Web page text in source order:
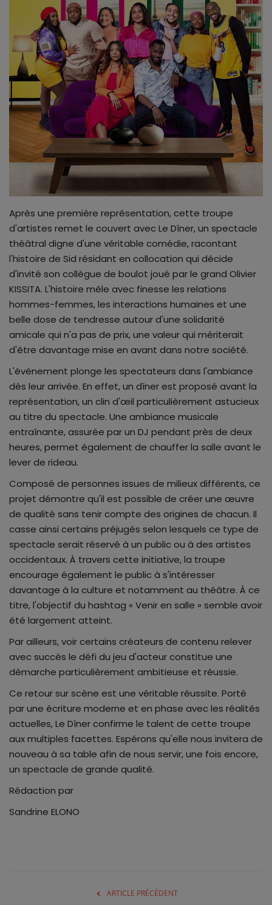
ALL STAR
Galerie
Contactez-nous
Après une première représentation, cette troupe
d'artistes remet le couvert avec Le Dîner, un spectacle
théâtral digne d'une véritable comédie, racontant
l'histoire de Sid résidant en collocation qui décide
d'invité son collègue de boulot joué par le grand Olivier
KISSITA. L'histoire mêle avec finesse les relations
hommes-femmes, les interactions humaines et une
belle dose de tendresse autour d'une solidarité
amicale qui n'a pas de prix, une valeur qui mériterait
d'être davantage mise en avant dans notre société.
L'événement plonge les spectateurs dans l'ambiance
dès leur arrivée. En effet, un dîner est proposé avant la
représentation, un clin d'œil particulièrement astucieux
au titre du spectacle. Une ambiance musicale
entraînante, assurée par un DJ pendant près de deux
heures, permet également de chauffer la salle avant le
lever de rideau.
Composé de personnes issues de milieux différents, ce
projet démontre qu'il est possible de créer une œuvre
de qualité sans tenir compte des origines de chacun. Il
casse ainsi certains préjugés selon lesquels ce type de
spectacle serait réservé à un public ou à des artistes
occidentaux. À travers cette initiative, la troupe
encourage également le public à s'intéresser
davantage à la culture et notamment au théâtre. À ce
titre, l'objectif du hashtag « Venir en salle » semble avoir
été largement atteint.
Par ailleurs, voir certains créateurs de contenu relever
avec succès le défi du jeu d'acteur constitue une
démarche particulièrement ambitieuse et réussie.
Ce retour sur scène est une véritable réussite. Porté
par une écriture moderne et en phase avec les réalités
actuelles, Le Dîner confirme le talent de cette troupe
aux multiples facettes. Espérons qu'elle nous invitera de
nouveau à sa table afin de nous servir, une fois encore,
un spectacle de grande qualité.
Rédaction par
Sandrine ELONO
ARTICLE PRÉCÉDENT